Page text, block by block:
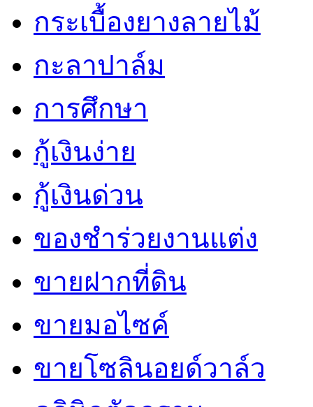
กระเบื้องยางลายไม้
กะลาปาล์ม
การศึกษา
กู้เงินง่าย
กู้เงินด่วน
ของชำร่วยงานแต่ง
ขายฝากที่ดิน
ขายมอไซค์
ขายโซลินอยด์วาล์ว